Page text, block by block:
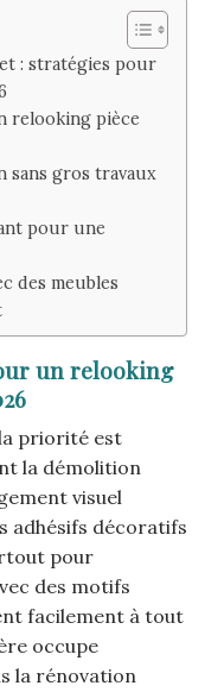
: stratégies pour
relooking pièce
sans gros travaux
pour une
des meubles
un relooking
priorité est
la démolition
visuel
adhésifs décoratifs
pour
des motifs
facilement à tout
occupe
la rénovation